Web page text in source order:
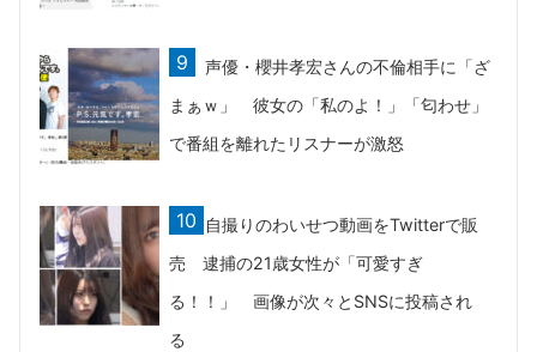
声優・櫻井孝宏さんの不倫相手に「ざ
まぁｗ」 彼女の「私のよ！」「匂わせ」
で番組を離れたリスナーが激怒
自撮りのわいせつ動画をTwitterで販
売 逮捕の21歳女性が「可愛すぎ
る！！」 画像が次々とSNSに投稿され
る